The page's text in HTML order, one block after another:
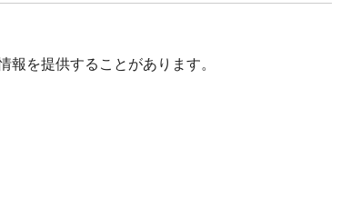
を提供することがあります。